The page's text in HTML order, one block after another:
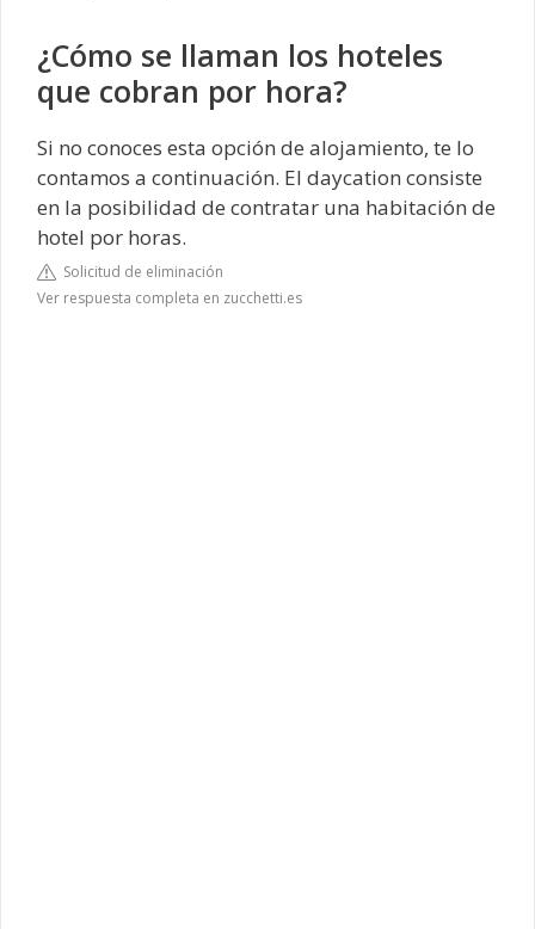
¿Cómo se llaman los hoteles
que cobran por hora?
Si no conoces esta opción de alojamiento, te lo
contamos a continuación. El daycation consiste
en la posibilidad de contratar una habitación de
hotel por horas.
Solicitud de eliminación
Ver respuesta completa en zucchetti.es